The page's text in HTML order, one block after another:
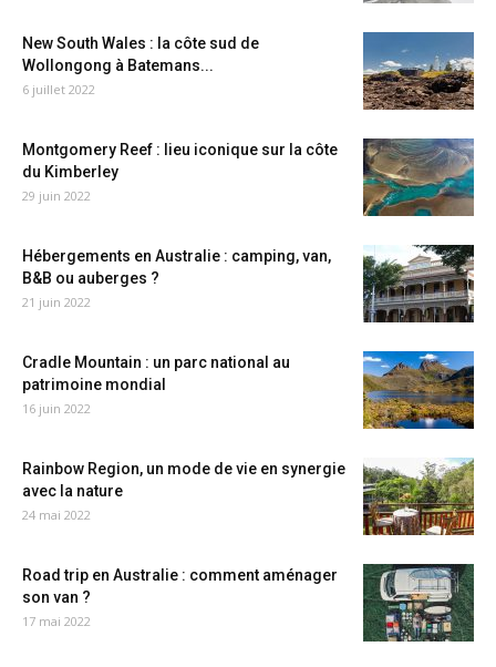
New South Wales : la côte sud de
Wollongong à Batemans...
6 juillet 2022
Montgomery Reef : lieu iconique sur la côte
du Kimberley
29 juin 2022
Hébergements en Australie : camping, van,
B&B ou auberges ?
21 juin 2022
Cradle Mountain : un parc national au
patrimoine mondial
16 juin 2022
Rainbow Region, un mode de vie en synergie
avec la nature
24 mai 2022
Road trip en Australie : comment aménager
son van ?
17 mai 2022